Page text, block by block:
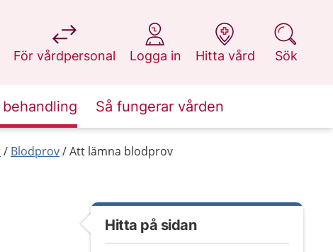
För vårdpersonal
på 1177.se
Logga in
på 1177.se
Hitta vård
på 1177.se
Sök
på 1177.se
Så fungerar vården
Blodprov Att lämna blodprov
Hitta på sidan